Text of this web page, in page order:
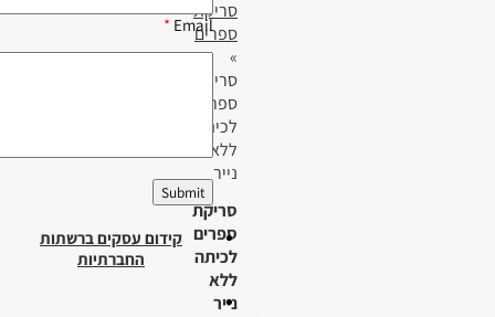
סריקת
ספרים
»
סריקת
ספרים
לכיתה
ללא
נייר
סריקת
ספרים
לכיתה
ללא
נייר
Email
*
קידום עסקים ברשתות
החברתיות